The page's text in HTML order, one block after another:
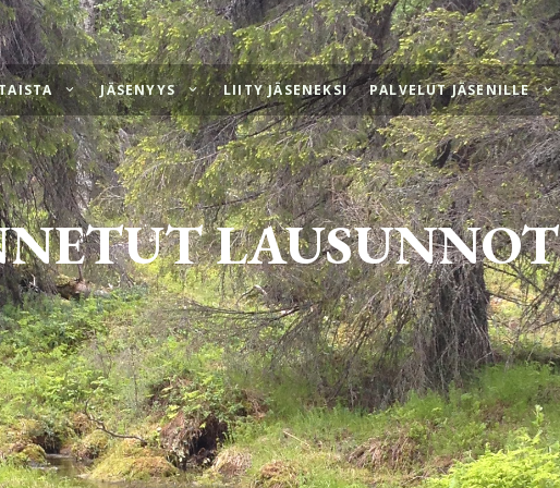
JÄSENYYS LIITY JÄSENEKSI PALVELUT JÄSENILLE
LAUSUNNOT